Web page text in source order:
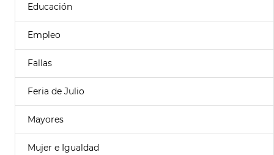
Educación
Empleo
Fallas
Feria de Julio
Mayores
Mujer e Igualdad